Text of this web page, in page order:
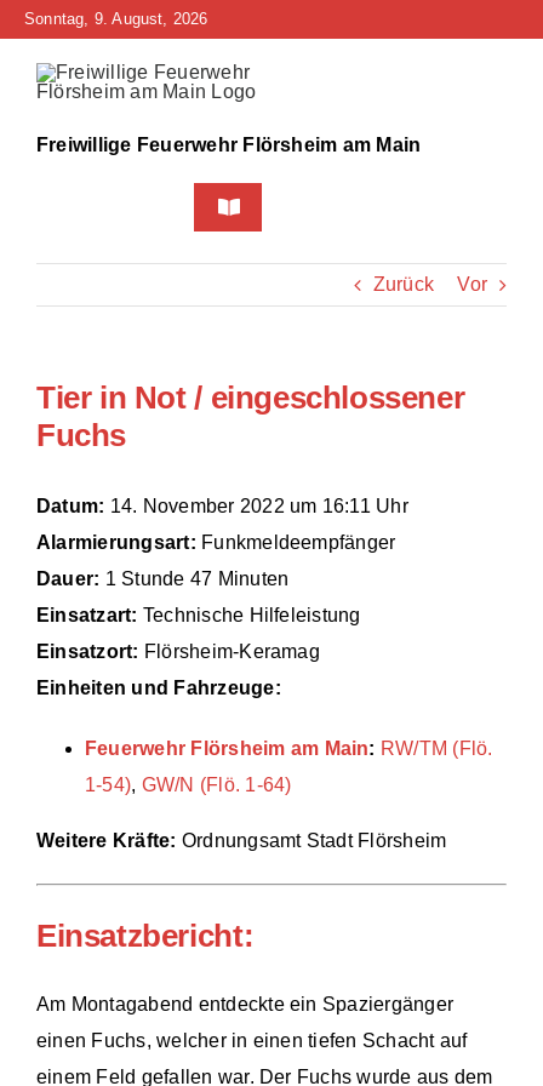
Zum
springen
Sonntag, 9. August, 2026
Freiwillige Feuerwehr Flörsheim am Main
Toggle
Navigation
Home
Bürgerinfo
Technik
Zurück Vor
Tier in Not / eingeschlossener
Fuchs
Datum: 14. November 2022 um 16:11 Uhr
Alarmierungsart: Funkmeldeempfänger
Dauer: 1 Stunde 47 Minuten
Einsatzart: Technische Hilfeleistung
Einsatzort: Flörsheim-Keramag
Einheiten und Fahrzeuge:
Feuerwehr Flörsheim am Main: RW/TM (Flö.
1-54), GW/N (Flö. 1-64)
Weitere Kräfte: Ordnungsamt Stadt Flörsheim
Einsatzbericht:
Am Montagabend entdeckte ein Spaziergänger
einen Fuchs, welcher in einen tiefen Schacht auf
einem Feld gefallen war. Der Fuchs wurde aus dem